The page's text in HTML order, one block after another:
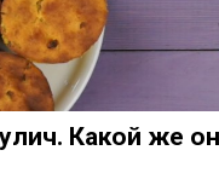
Какой же он